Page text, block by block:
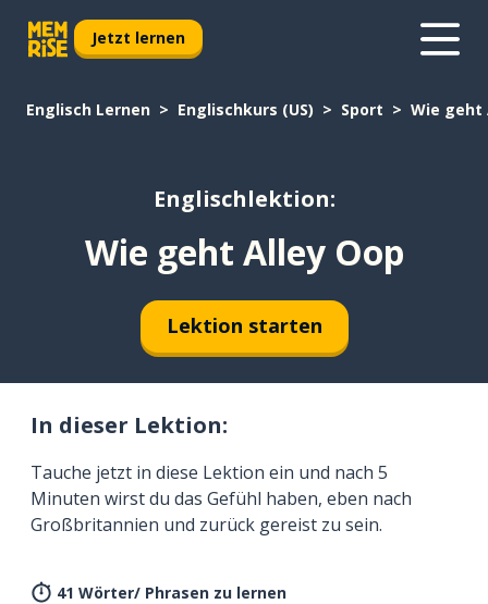
Jetzt lernen
Englisch Lernen Englischkurs (US) Sport Wie geht
Englischlektion:
Wie geht Alley Oop
Lektion starten
In dieser Lektion:
Tauche jetzt in diese Lektion ein und nach 5
Minuten wirst du das Gefühl haben, eben nach
Großbritannien und zurück gereist zu sein.
41 Wörter/ Phrasen zu lernen